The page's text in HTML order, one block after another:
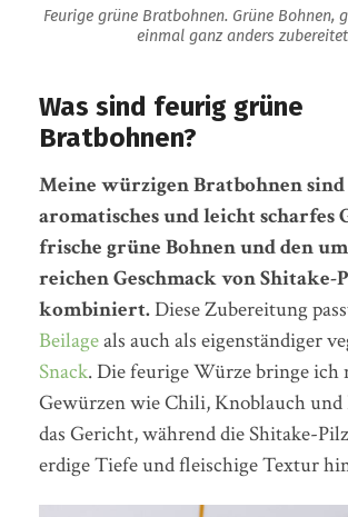
Feurige grüne Bratbohnen. Grüne Bohnen,
einmal ganz anders
Was sind feurig grüne
Bratbohnen?
Meine würzigen Bratbohnen
aromatisches und leicht scharfes
frische grüne Bohnen und den
reichen Geschmack von Shitake-
kombiniert.Diese Zubereitung
Beilageals auch als eigenständiger
Snack. Die feurige Würze bringe ich
Gewürzen wie Chili, Knoblauch
das Gericht, während die Shitake-
erdige Tiefe und fleischige Textur